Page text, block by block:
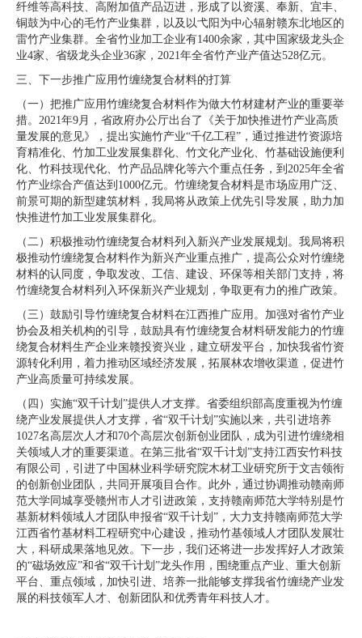
纤维等高科技、高附加值产品迈进，形成了以资溪、奉新、宜丰、
铜鼓为中心的毛竹产业集群，以及以弋阳为中心辐射赣东北地区的
雷竹产业集群。全省竹业加工企业有1400余家，其中国家级龙头企
业4家、省级龙头企业36家，2021年全省竹产业产值达528亿元。
三、下一步推广应用竹缠绕复合材料的打算
（一）把推广应用竹缠绕复合材料作为做大竹材建材产业的重要举
措。2021年9月，省政府办公厅出台了《关于加快推进竹产业高质
量发展的意见》，提出实施竹产业“千亿工程”，通过推进竹资源培
育精准化、竹加工业发展集群化、竹文化产业化、竹基础设施便利
化、竹科技现代化、竹产品品牌化等六个重点任务，到2025年全省
竹产业综合产值达到1000亿元。竹缠绕复合材料是市场应用广泛、
前景可期的新型建筑材料，我局将从政策上优先引导发展，助力加
快推进竹加工业发展集群化。
（二）积极推动竹缠绕复合材料列入新兴产业发展规划。我局将积
极推动竹缠绕复合材料作为新兴产业重点推广，提高公众对竹缠绕
材料的认同度，争取发改、工信、建设、环保等相关部门支持，将
竹缠绕复合材料列入环保新兴产业规划，争取更有力的推广政策。
（三）鼓励引导竹缠绕复合材料在江西推广应用。加强对省竹产业
协会及相关机构的引导，鼓励具有竹缠绕复合材料研发能力的竹缠
绕复合材料生产企业来赣投资兴业，建立研发平台，加快我省竹资
源转化利用，着力推动区域经济发展，拓展林农增收渠道，促进竹
产业高质量可持续发展。
（四）实施“双千计划”提供人才支撑。省委组织部高度重视为竹缠
绕产业发展提供人才支撑，省“双千计划”实施以来，共引进培养
1027名高层次人才和70个高层次创新创业团队，成为引进竹缠绕相
关领域人才的重要渠道。在第三批省“双千计划”支持江西安竹科技
有限公司，引进了中国林业科学研究院木材工业研究所于文吉领衔
的创新创业团队，共同开展项目合作。此外，通过协调推动赣南师
范大学同城享受赣州市人才引进政策，支持赣南师范大学特别是竹
基新材料领域人才团队申报省“双千计划”，大力支持赣南师范大学
江西省竹基材料工程研究中心建设，推动竹基领域人才团队发展壮
大，科研成果落地见效。下一步，我们还将进一步发挥好人才政策
的“磁场效应”和省“双千计划”龙头作用，围绕重点产业、重大创新
平台、重点领域，加快引进、培养一批能够支撑我省竹缠绕产业发
展的科技领军人才、创新团队和优秀青年科技人才。